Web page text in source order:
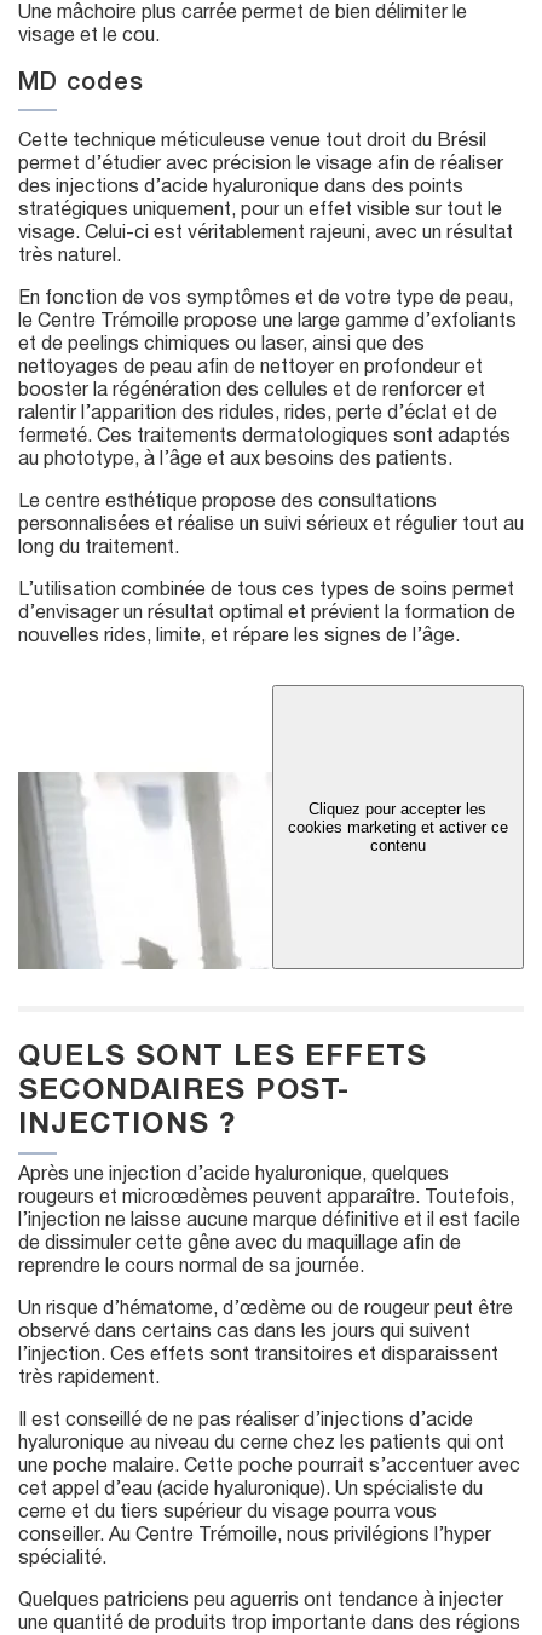
Une mâchoire plus carrée permet de bien délimiter le
visage et le cou.
MD codes
Cette technique méticuleuse venue tout droit du Brésil
permet d’étudier avec précision le visage afin de réaliser
des injections d’acide hyaluronique dans des points
stratégiques uniquement, pour un effet visible sur tout le
visage. Celui-ci est véritablement rajeuni, avec un résultat
très naturel.
En fonction de vos symptômes et de votre type de peau,
le Centre Trémoille propose une large gamme d’exfoliants
et de peelings chimiques ou laser, ainsi que des
nettoyages de peau afin de nettoyer en profondeur et
booster la régénération des cellules et de renforcer et
ralentir l’apparition des ridules, rides, perte d’éclat et de
fermeté. Ces traitements dermatologiques sont adaptés
au phototype, à l’âge et aux besoins des patients.
Le centre esthétique propose des consultations
personnalisées et réalise un suivi sérieux et régulier tout au
long du traitement.
L’utilisation combinée de tous ces types de soins permet
d’envisager un résultat optimal et prévient la formation de
nouvelles rides, limite, et répare les signes de l’âge.
Cliquez pour accepter les
cookies marketing et activer ce
contenu
QUELS SONT LES EFFETS
SECONDAIRES POST-
INJECTIONS ?
Après une injection d’acide hyaluronique, quelques
rougeurs et microœdèmes peuvent apparaître. Toutefois,
l’injection ne laisse aucune marque définitive et il est facile
de dissimuler cette gêne avec du maquillage afin de
reprendre le cours normal de sa journée.
Un risque d’hématome, d’œdème ou de rougeur peut être
observé dans certains cas dans les jours qui suivent
l’injection. Ces effets sont transitoires et disparaissent
très rapidement.
Il est conseillé de ne pas réaliser d’injections d’acide
hyaluronique au niveau du cerne chez les patients qui ont
une poche malaire. Cette poche pourrait s’accentuer avec
cet appel d’eau (acide hyaluronique). Un spécialiste du
cerne et du tiers supérieur du visage pourra vous
conseiller. Au Centre Trémoille, nous privilégions l’hyper
spécialité.
Quelques patriciens peu aguerris ont tendance à injecter
une quantité de produits trop importante dans des régions